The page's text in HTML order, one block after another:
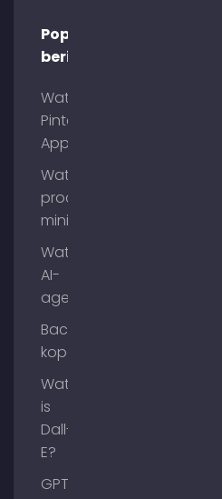
Populaire
berichten
Wat is
Pinterest
App?
Wat is
process
mining?
Wat zijn
AI-
agenten?
Backlinks
kopen
Wat
is
Dall-
E?
GPT-